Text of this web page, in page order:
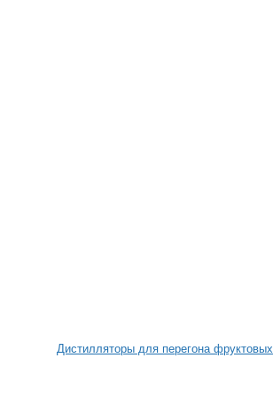
Дистилляторы для перегона